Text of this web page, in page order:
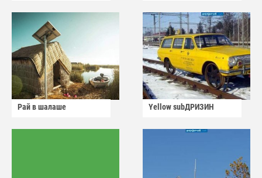
Рай в шалаше Yellow subДРИЗИН